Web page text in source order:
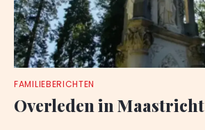
FAMILIEBERICHTEN
Overleden in Maastricht